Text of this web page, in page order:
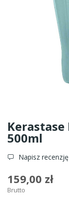
Kerastase
500ml
Napisz recenzję
159,00 zł
Brutto